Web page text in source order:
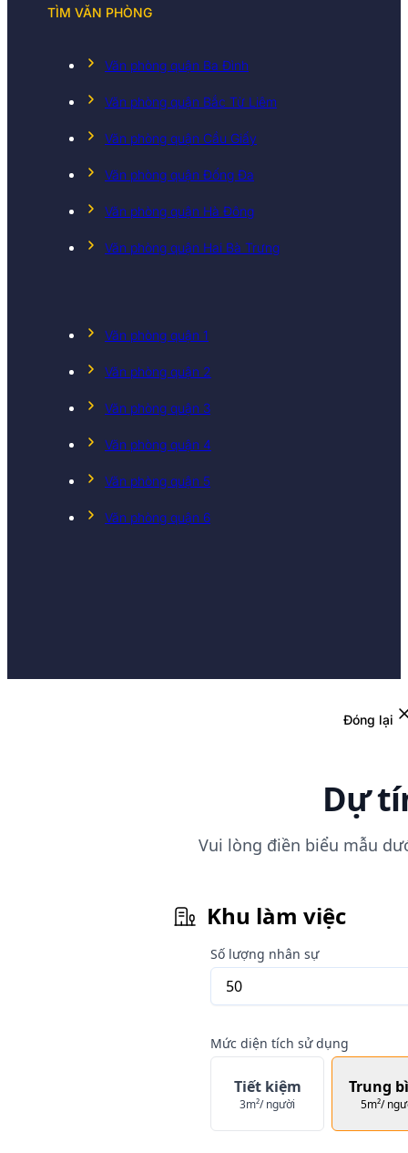
TÌM VĂN PHÒNG
Văn phòng quận Ba Đình
Văn phòng quận Bắc Từ Liêm
Văn phòng quận Cầu Giấy
Văn phòng quận Đống Đa
Văn phòng quận Hà Đông
Văn phòng quận Hai Bà Trưng
Văn phòng quận 1
Văn phòng quận 2
Văn phòng quận 3
Văn phòng quận 4
Văn phòng quận 5
Văn phòng quận 6
Đóng lại